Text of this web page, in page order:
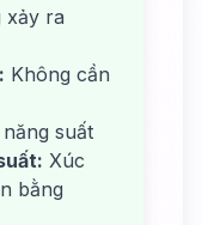
xảy ra
Không cần
suất
Xúc
bằng